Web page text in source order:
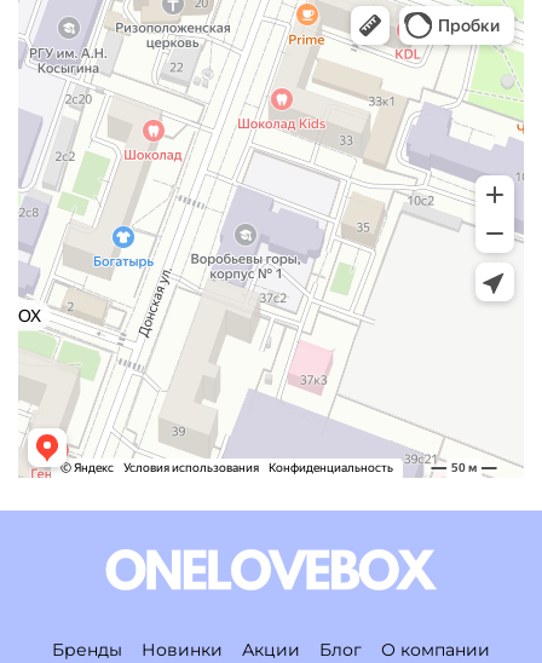
Бренды Новинки Акции Блог О компании